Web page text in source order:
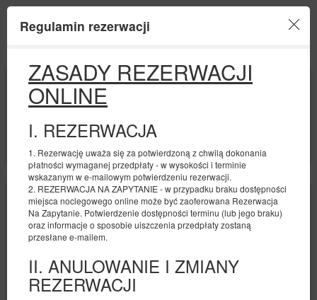
Regulamin rezerwacji
ZASADY REZERWACJI
ONLINE
I. REZERWACJA
1. Rezerwację uważa się za potwierdzoną z chwilą dokonania
płatności wymaganej przedpłaty - w wysokości i terminie
wskazanym w e-mailowym potwierdzeniu rezerwacji.
2. REZERWACJA NA ZAPYTANIE - w przypadku braku dostępności
miejsca noclegowego online może być zaoferowana Rezerwacja
Na Zapytanie. Potwierdzenie dostępności terminu (lub jego braku)
oraz informacje o sposobie uiszczenia przedpłaty zostaną
przesłane e-mailem.
II. ANULOWANIE I ZMIANY
REZERWACJI
POCZĄTEK
09
SIERPNIA
2026
KONIEC
LICZBA OSÓB